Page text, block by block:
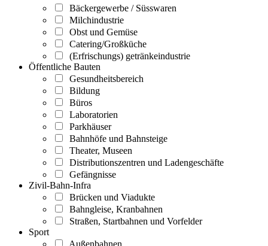
Bäckergewerbe / Süsswaren
Milchindustrie
Obst und Gemüse
Catering/Großküche
(Erfrischungs) getränkeindustrie
Öffentliche Bauten
Gesundheitsbereich
Bildung
Büros
Laboratorien
Parkhäuser
Bahnhöfe und Bahnsteige
Theater, Museen
Distributionszentren und Ladengeschäfte
Gefängnisse
Zivil-Bahn-Infra
Brücken und Viadukte
Bahngleise, Kranbahnen
Straßen, Startbahnen und Vorfelder
Sport